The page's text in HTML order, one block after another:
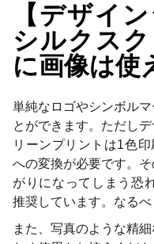
【デザイ
シルクス
に画像は使
単純なロゴやシンボル
とができます。ただし
リーンプリントは1色
への変換が必要です。
がりになってしまう恐
推奨しています。なる
また、写真のような精